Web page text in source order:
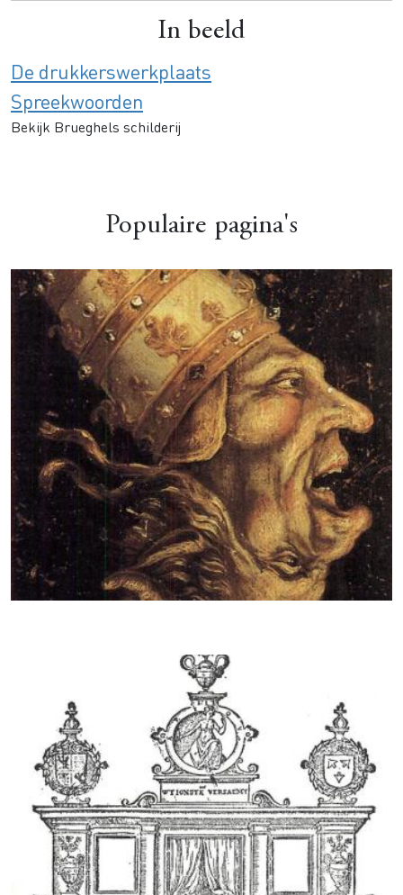
In beeld
De drukkerswerkplaats
Spreekwoorden
Bekijk Brueghels schilderij
Populaire pagina's